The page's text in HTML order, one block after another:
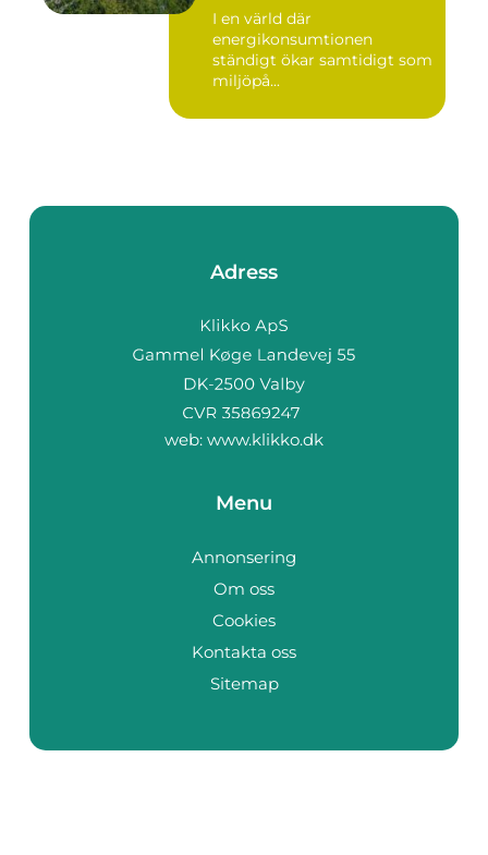
I en värld där
energikonsumtionen
ständigt ökar samtidigt som
miljöpå...
Adress
web: www.klikko.dk
Menu
Annonsering
Om oss
Cookies
Kontakta oss
Sitemap